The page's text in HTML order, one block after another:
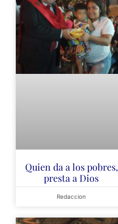
Quien da a los pobres,
presta a Dios
Redaccion